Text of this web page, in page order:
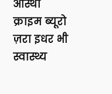
आस्था
क्राइम ब्यूरो
ज़रा इधर भी
स्वास्थ्य